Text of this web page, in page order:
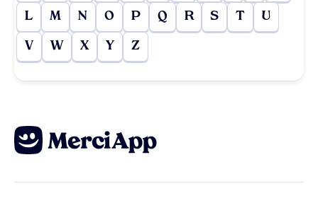
L M N O P Q R S T U
V W X Y Z